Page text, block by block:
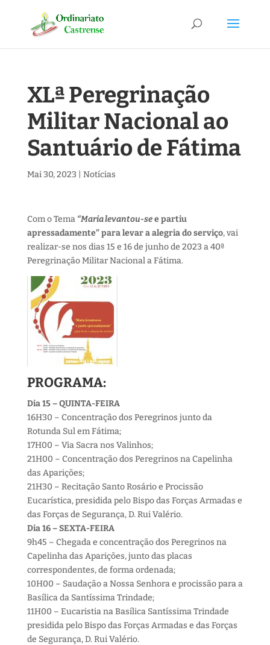
XLª Peregrinação
Militar Nacional ao
Santuário de Fátima
Mai 30, 2023 Notícias
Com o Tema “Maria levantou-see partiu
apressadamente” para levar a alegria do serviço, vai
realizar-se nos dias 15 e 16 de junho de 2023 a 40ª
Peregrinação Militar Nacional a Fátima.
PROGRAMA:
Dia 15 – QUINTA-FEIRA
16H30 – Concentração dos Peregrinos junto da
Rotunda Sul em Fátima;
17H00 – Via Sacra nos Valinhos;
21H00 – Concentração dos Peregrinos na Capelinha
das Aparições;
21H30 – Recitação Santo Rosário e Procissão
Eucarística, presidida pelo Bispo das Forças Armadas e
das Forças de Segurança, D. Rui Valério.
Dia 16 – SEXTA-FEIRA
9h45 – Chegada e concentração dos Peregrinos na
Capelinha das Aparições, junto das placas
correspondentes, de forma ordenada;
10H00 – Saudação a Nossa Senhora e procissão para a
Basílica da Santíssima Trindade;
11H00 – Eucaristia na Basílica Santíssima Trindade
presidida pelo Bispo das Forças Armadas e das Forças
de Segurança, D. Rui Valério.